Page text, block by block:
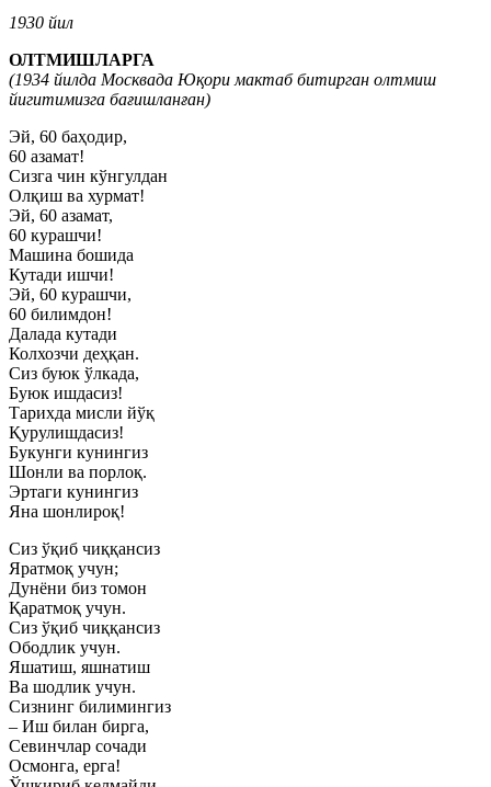
1930 йил
ОЛТМИШЛАРГА
(1934 йилда Москвада Юқори мактаб битирган олтмиш
йигитимизга бағишланған)
Эй, 60 баҳодир,
60 азамат!
Сизга чин кўнгулдан
Олқиш ва хурмат!
Эй, 60 азамат,
60 курашчи!
Машина бошида
Кутади ишчи!
Эй, 60 курашчи,
60 билимдон!
Далада кутади
Колхозчи деҳқан.
Сиз буюк ўлкада,
Буюк ишдасиз!
Тарихда мисли йўқ
Қурулишдасиз!
Букунги кунингиз
Шонли ва порлоқ.
Эртаги кунингиз
Яна шонлироқ!
Сиз ўқиб чиққансиз
Яратмоқ учун;
Дунёни биз томон
Қаратмоқ учун.
Сиз ўқиб чиққансиз
Ободлик учун.
Яшатиш, яшнатиш
Ва шодлик учун.
Сизнинг билимингиз
– Иш билан бирга,
Севинчлар сочади
Осмонга, ерга!